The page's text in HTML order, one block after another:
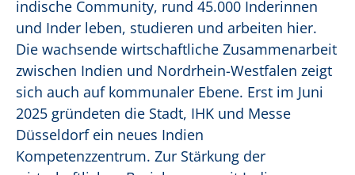
indische Community, rund 45.000 Inderinnen
und Inder leben, studieren und arbeiten hier.
Die wachsende wirtschaftliche Zusammenarbeit
zwischen Indien und Nordrhein-Westfalen zeigt
sich auch auf kommunaler Ebene. Erst im Juni
2025 gründeten die Stadt, IHK und Messe
Düsseldorf ein neues Indien
Kompetenzzentrum. Zur Stärkung der